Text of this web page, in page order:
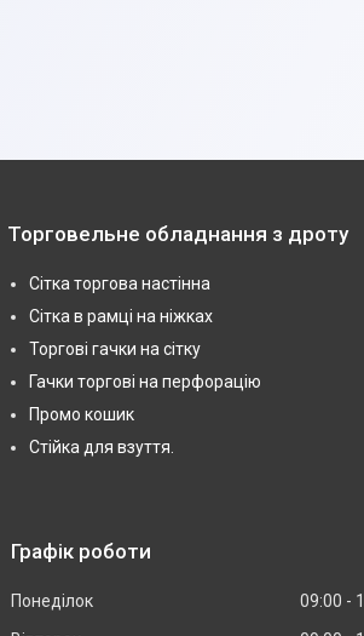
Торговельне обладнання з дроту
Сітка торгова настінна
Сітка в рамці на ніжках
Торгові гачки на сітку
Гачки торгові на перфорацію
Промо кошик
Стійка для взуття.
Графік роботи
Понеділок 09:00